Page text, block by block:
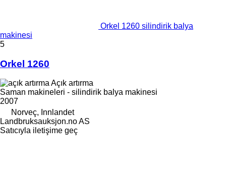
Orkel 1260 silindirik balya
makinesi
5
Orkel 1260
Açık artırma
Saman makineleri - silindirik balya makinesi
2007
Norveç, Innlandet
Landbruksauksjon.no AS
Satıcıyla iletişime geç